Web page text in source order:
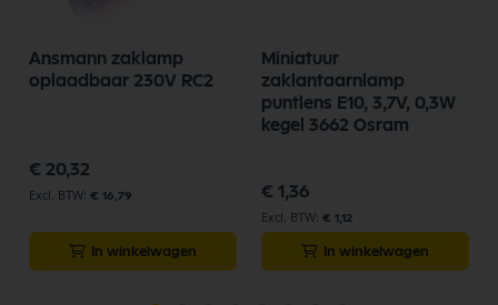
Ansmann zaklamp
oplaadbaar 230V RC2
€ 20,32
€ 16,79
In winkelwagen
Miniatuur
zaklantaarnlamp
puntlens E10, 3,7V, 0,3W
kegel 3662 Osram
€ 1,36
€ 1,12
In winkelwagen